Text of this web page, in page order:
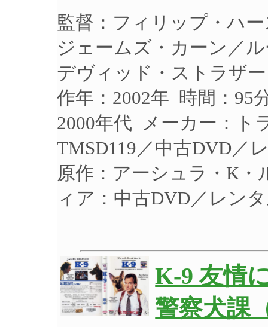
監督：フィリップ・ハ
ジェームズ・カーン／
デヴィッド・ストラザ
作年：2002年 時間：95
2000年代 メーカー：ト
TMSD119／中古DVD／
原作：アーシュラ・K
ィア：中古DVD／レン
K-9 友情
警察犬課